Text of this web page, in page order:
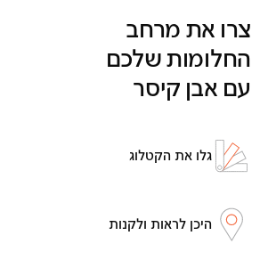
צרו את מרחב
החלומות שלכם
עם אבן קיסר
גלו את הקטלוג
היכן לראות ולקנות